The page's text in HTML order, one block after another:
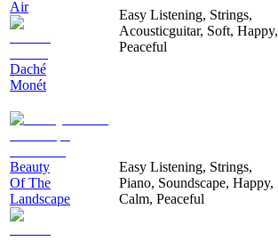
Air
Daché
Monét
Easy Listening, Strings,
Acousticguitar, Soft, Happy,
Peaceful
Beauty
Of The
Landscape
Easy Listening, Strings,
Piano, Soundscape, Happy,
Calm, Peaceful